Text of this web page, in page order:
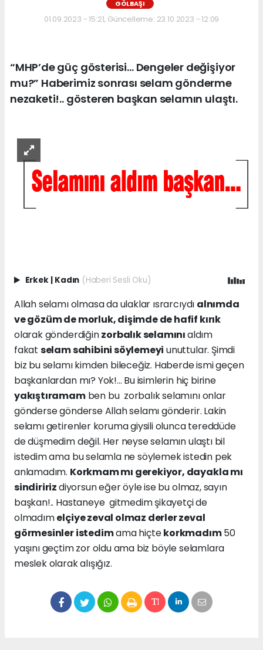
GÖLBAŞI
01.09.2023 - 15:21, Güncelleme: 23.10.2023 - 12:09
“MHP’de güç gösterisi… Dengeler değişiyor
mu?” Haberimiz sonrası selam gönderme
nezaketi!.. gösteren başkan selamın ulaştı.
Erkek | Kadın (Haberi Sesli Oku)
Allah selamı olmasa da ulaklar ısrarcıydı alnımda
ve gözüm de morluk, dişimde de hafif kırık
olarak gönderdiğinzorbalık selamınıaldım
fakat selam sahibini söylemeyi unuttular. Şimdi
biz bu selamı kimden bileceğiz. Haberde ismi geçen
başkanlardan mı? Yok!... Bu isimlerin hiç birine
yakıştıramamben bu zorbalık selamını onlar
gönderse gönderse Allah selamı gönderir. Lakin
selamı getirenler koruma giysili olunca tereddüde
de düşmedim değil. Her neyse selamın ulaştı bil
istedim ama bu selamla ne söylemek istedin pek
anlamadım. Korkmam mı gerekiyor, dayakla mı
sindiririzdiyorsun eğer öyle ise bu olmaz, sayın
başkan!.. Hastaneye gitmedim şikayetçi de
olmadımelçiye zeval olmaz derler zeval
görmesinler istedimama hiçtekorkmadım50
yaşını geçtim zor oldu ama biz böyle selamlara
meslek olarak alışığız.